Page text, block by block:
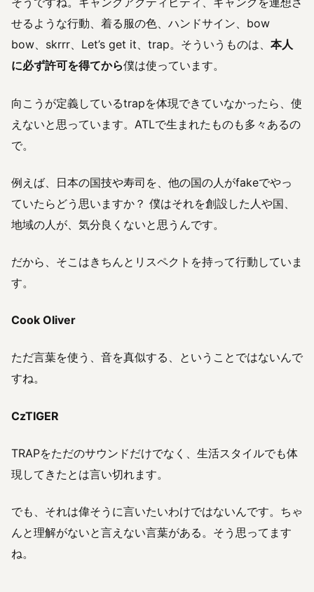
せるような行動、着る服の色、ハンドサイン、bow
bow、skrrr、Let’s get it、trap。そういうものは、 本人
に必ず許可を得てから僕は使っています。
向こうが定義しているtrapを体現できていなかったら、使
えないと思っています。ATLで生まれたものも多々あるの
で。
例えば、日本の国技や寿司を、他の国の人がfakeでやっ
ていたらどう思いますか？ 僕はそれを創設した人や国、
地域の人が、気分良くないと思うんです。
だから、そこはきちんとリスペクトを持って行動していま
す。
Cook Oliver
ただ言葉を使う、音を真似する、ということではないんで
すね。
CzTIGER
TRAPをただのサウンドだけでなく、生活スタイルでも体
現してきたとは言い切れます。
でも、それは偉そうに言いたいわけではないんです。ちゃ
んと理解がないと言えない言葉がある。そう思ってます
ね。